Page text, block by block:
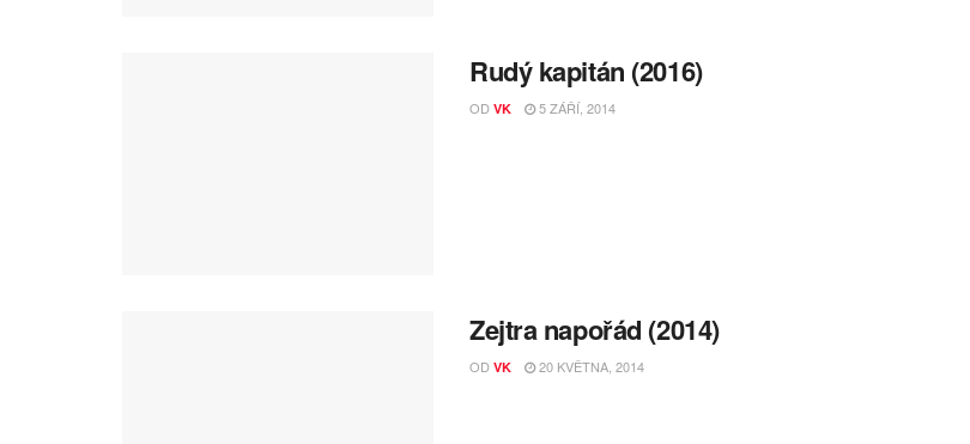
Rudý kapitán (2016)
OD VK 5 ZÁŘÍ, 2014
Zejtra napořád (2014)
OD VK 20 KVĚTNA, 2014